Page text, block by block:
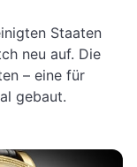
Staaten
neu auf. Die
– eine für
gebaut.